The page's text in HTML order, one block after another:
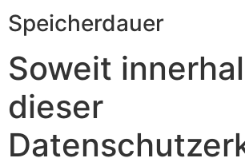
Speicherdauer
Soweit
dieser